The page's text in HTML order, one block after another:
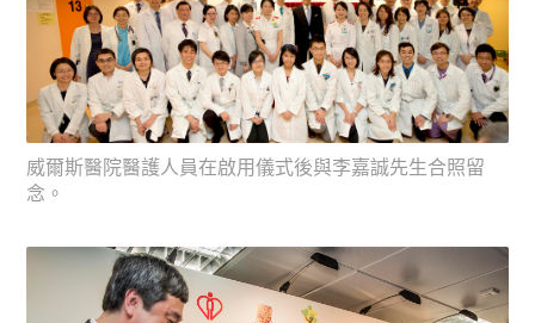
（左起）牛津大學校監彭定康勳爵、李嘉誠先生、英國首
相卡梅倫和牛津大學校長...
威爾斯醫院醫護人員在啟用儀式後與李嘉誠先生合照留
念。